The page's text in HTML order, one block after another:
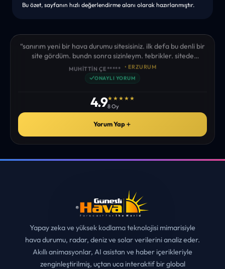
Bu özet, sayfanın hızlı değerlendirme alanı olarak hazırlanmıştır.
“sanırım yeni bir hava durumu sitesisiniz. ilk defa bu denli bir
site gördüm. bundn sonra sizinleym. tebrikler. sitede
istediğim tüm bilgiyi bulabiliyorum. ekibinizin emeğine saglık”
MUHITTIN ÇE***** • ERZURUM
✓ONAYLI YORUM
4.9★★★★★
8 Oy
Yorum Yap＋
Yapay zeka ve yüksek kodlama teknolojisi mimarisiyle
hava durumu, radar, deniz ve solar verilerini analiz eder.
Akıllı animasyonlar, AI asistan ve haber içerikleriyle
zenginleştirilmiş, uçtan uca interaktif bir global